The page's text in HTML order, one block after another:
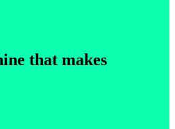
that makes